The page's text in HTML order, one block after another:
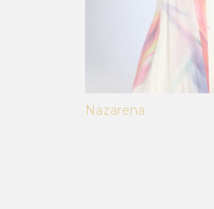
Nazarena